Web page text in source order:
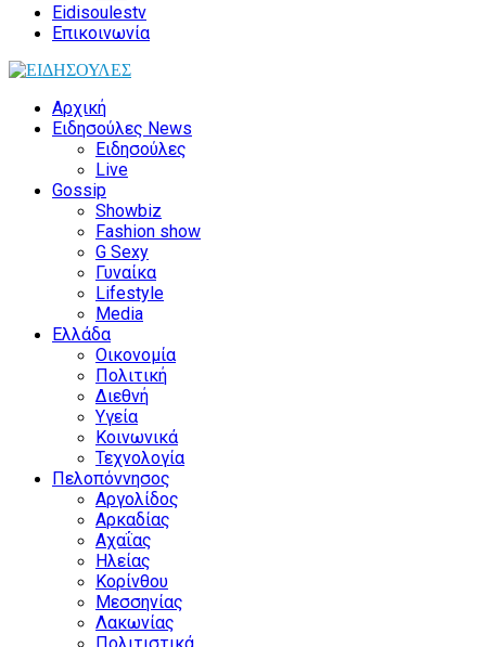
Eidisoulestv
Επικοινωνία
Αρχική
Ειδησούλες News
Ειδησούλες
Live
Gossip
Showbiz
Fashion show
G Sexy
Γυναίκα
Lifestyle
Media
Ελλάδα
Οικονομία
Πολιτική
Διεθνή
Υγεία
Κοινωνικά
Τεχνολογία
Πελοπόννησος
Αργολίδος
Αρκαδίας
Αχαΐας
Ηλείας
Κορίνθου
Μεσσηνίας
Λακωνίας
Πολιτιστικά